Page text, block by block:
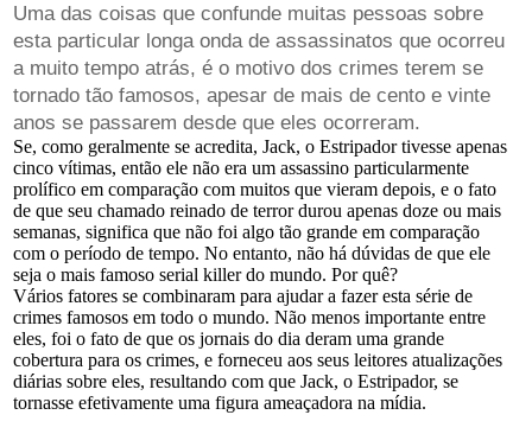
Uma das coisas que confunde muitas pessoas sobre
esta particular longa onda de assassinatos que ocorreu
a muito tempo atrás, é o motivo dos crimes terem se
tornado tão famosos, apesar de mais de cento e vinte
anos se passarem desde que eles ocorreram.
Se, como geralmente se acredita, Jack, o Estripador tivesse apenas
cinco vítimas, então ele não era um assassino particularmente
prolífico em comparação com muitos que vieram depois, e o fato
de que seu chamado reinado de terror durou apenas doze ou mais
semanas, significa que não foi algo tão grande em comparação
com o período de tempo. No entanto, não há dúvidas de que ele
seja o mais famoso serial killer do mundo. Por quê?
Vários fatores se combinaram para ajudar a fazer esta série de
crimes famosos em todo o mundo. Não menos importante entre
eles, foi o fato de que os jornais do dia deram uma grande
cobertura para os crimes, e forneceu aos seus leitores atualizações
diárias sobre eles, resultando com que Jack, o Estripador, se
tornasse efetivamente uma figura ameaçadora na mídia.